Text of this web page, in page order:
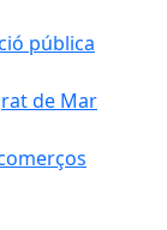
pública
de Mar